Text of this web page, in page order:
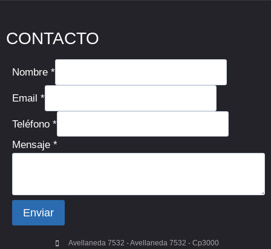
CONTACTO
Nombre *
Email *
Teléfono *
Mensaje *
Enviar
Avellaneda 7532 - Avellaneda 7532 - Cp3000